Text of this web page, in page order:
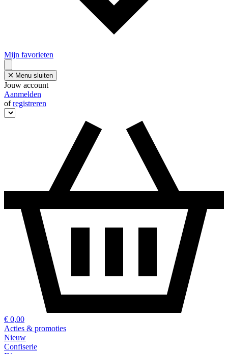
Mijn favorieten
Menu sluiten
Jouw account
Aanmelden
ofregistreren
€ 0,00
Acties & promoties
Nieuw
Confiserie